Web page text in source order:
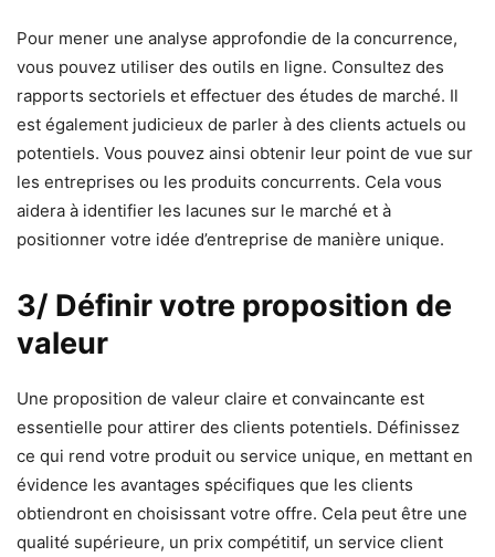
Pour mener une analyse approfondie de la concurrence,
vous pouvez utiliser des outils en ligne. Consultez des
rapports sectoriels et effectuer des études de marché. Il
est également judicieux de parler à des clients actuels ou
potentiels. Vous pouvez ainsi obtenir leur point de vue sur
les entreprises ou les produits concurrents. Cela vous
aidera à identifier les lacunes sur le marché et à
positionner votre idée d’entreprise de manière unique.
3/ Définir votre proposition de
valeur
Une proposition de valeur claire et convaincante est
essentielle pour attirer des clients potentiels. Définissez
ce qui rend votre produit ou service unique, en mettant en
évidence les avantages spécifiques que les clients
obtiendront en choisissant votre offre. Cela peut être une
qualité supérieure, un prix compétitif, un service client